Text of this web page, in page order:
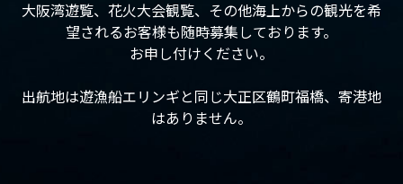
大阪湾遊覧、花火大会観覧、その他海上からの観光を希
望されるお客様も随時募集しております。
お申し付けください。
出航地は遊漁船エリンギと同じ大正区鶴町福橋、寄港地
はありません。